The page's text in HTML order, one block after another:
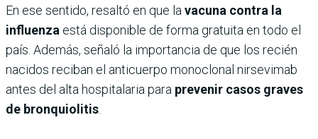
En ese sentido, resaltó en que lavacuna contra la
influenza está disponible de forma gratuita en todo el
país. Además, señaló la importancia de que los recién
nacidos reciban el anticuerpo monoclonal nirsevimab
antes del alta hospitalaria para prevenir casos graves
de bronquiolitis.